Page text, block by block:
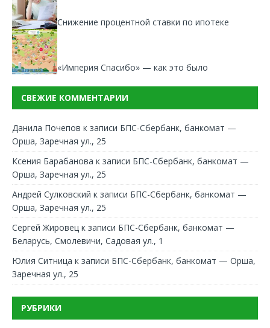
Снижение процентной ставки по ипотеке
«Империя Спасибо» — как это было
СВЕЖИЕ КОММЕНТАРИИ
Данила Почепов к записи БПС-Сбербанк, банкомат —
Орша, Заречная ул., 25
Ксения Барабанова к записи БПС-Сбербанк, банкомат —
Орша, Заречная ул., 25
Андрей Сулковский к записи БПС-Сбербанк, банкомат —
Орша, Заречная ул., 25
Сергей Жировец к записи БПС-Сбербанк, банкомат —
Беларусь, Смолевичи, Садовая ул., 1
Юлия Ситница к записи БПС-Сбербанк, банкомат — Орша,
Заречная ул., 25
РУБРИКИ